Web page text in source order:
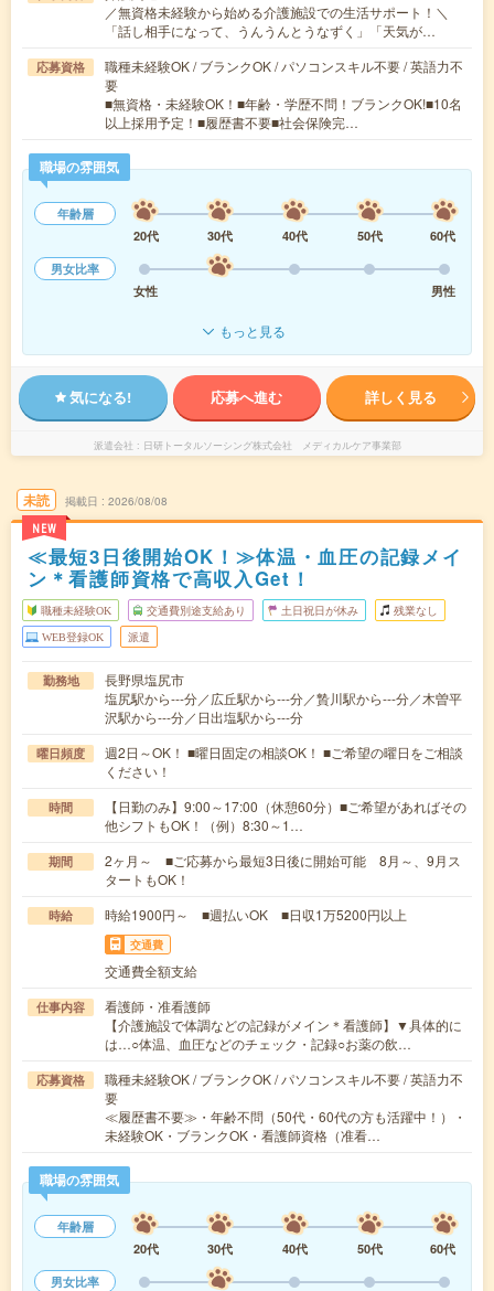
／無資格未経験から始める介護施設での生活サポート！＼
「話し相手になって、うんうんとうなずく」「天気が…
応募資格
職種未経験OK / ブランクOK / パソコンスキル不要 / 英語力不
要
■無資格・未経験OK！■年齢・学歴不問！ブランクOK!■10名
以上採用予定！■履歴書不要■社会保険完…
職場の雰囲気
年齢層
20代
30代 40代 50代
60代
男女比率
女性
男性
もっと見る
気になる! 応募へ進む 詳しく見る
派遣会社 日研トータルソーシング株式会社 メディカルケア事業部
未読
NEW
掲載日 2026/08/08
≪最短3日後開始OK！≫体温・血圧の記録メイ
ン＊看護師資格で高収入Get！
職種未経験OK 交通費別途支給あり 土日祝日が休み 残業なし
WEB登録OK 派遣
勤務地
長野県塩尻市
塩尻駅から---分／広丘駅から---分／贄川駅から---分／木曽平
沢駅から---分／日出塩駅から---分
曜日頻度
週2日～OK！ ■曜日固定の相談OK！ ■ご希望の曜日をご相談
ください！
時間
【日勤のみ】9:00～17:00（休憩60分）■ご希望があればその
他シフトもOK！（例）8:30～1…
期間
2ヶ月～ ■ご応募から最短3日後に開始可能 8月～、9月ス
タートもOK！
時給 時給1900円～ ■週払いOK ■日収1万5200円以上
交通費
交通費全額支給
仕事内容
看護師・准看護師
【介護施設で体調などの記録がメイン＊看護師】▼具体的に
は…○体温、血圧などのチェック・記録○お薬の飲…
応募資格
職種未経験OK / ブランクOK / パソコンスキル不要 / 英語力不
要
≪履歴書不要≫・年齢不問（50代・60代の方も活躍中！）・
未経験OK・ブランクOK・看護師資格（准看…
職場の雰囲気
年齢層
20代
30代 40代 50代
60代
男女比率